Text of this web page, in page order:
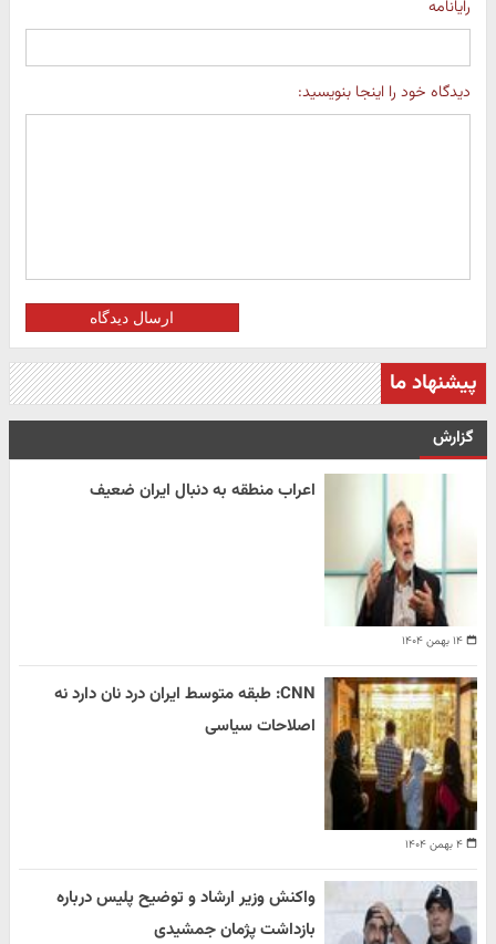
رایانامه
دیدگاه خود را اینجا بنویسید:
ارسال دیدگاه
پیشنهاد ما
گزارش
۱۴ بهمن ۱۴۰۴
اعراب منطقه به دنبال ایران ضعیف
۴ بهمن ۱۴۰۴
CNN: طبقه متوسط ایران درد نان دارد نه
اصلاحات سیاسی
واکنش وزیر ارشاد و توضیح پلیس درباره
بازداشت پژمان جمشیدی